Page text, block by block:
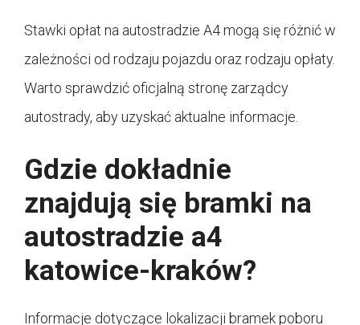
Stawki opłat na autostradzie A4 mogą się różnić w
zależności od rodzaju pojazdu oraz rodzaju opłaty.
Warto sprawdzić oficjalną stronę zarządcy
autostrady, aby uzyskać aktualne informacje.
Gdzie dokładnie
znajdują się bramki na
autostradzie a4
katowice-kraków?
Informacje dotyczące lokalizacji bramek poboru